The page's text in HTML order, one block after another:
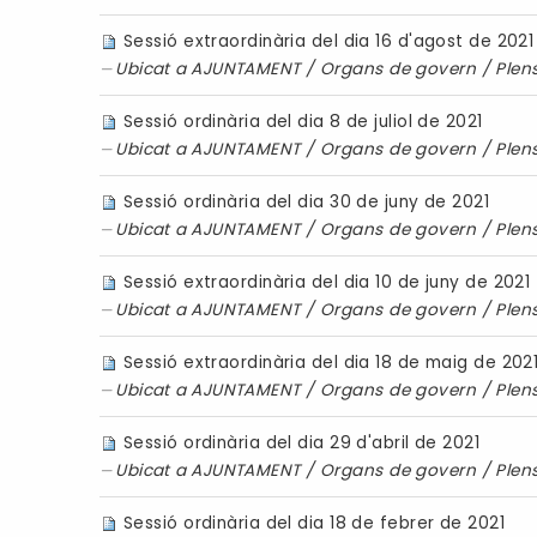
Sessió extraordinària del dia 16 d'agost de 2021
Ubicat aAJUNTAMENT / Organs de govern /
Sessió ordinària del dia 8 de juliol de 2021
Ubicat aAJUNTAMENT / Organs de govern /
Sessió ordinària del dia 30 de juny de 2021
Ubicat aAJUNTAMENT / Organs de govern /
Sessió extraordinària del dia 10 de juny de 2021
Ubicat aAJUNTAMENT / Organs de govern /
Sessió extraordinària del dia 18 de maig de 2021
Ubicat aAJUNTAMENT / Organs de govern /
Sessió ordinària del dia 29 d'abril de 2021
Ubicat aAJUNTAMENT / Organs de govern /
Sessió ordinària del dia 18 de febrer de 2021